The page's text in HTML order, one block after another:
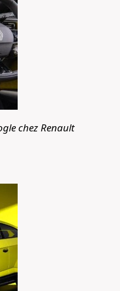
chez Renault